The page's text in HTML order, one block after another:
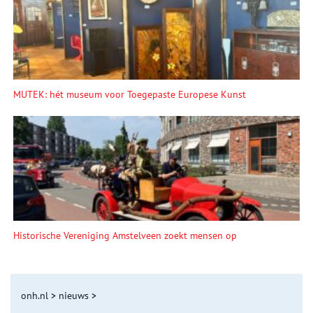
MUTEK: hét museum voor Toegepaste Europese Kunst
Historische Vereniging Amstelveen zoekt mensen op
onh.nl > nieuws >